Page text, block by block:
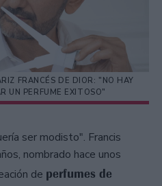
FRANCÉS DE DIOR: "NO HAY
UN PERFUME EXITOSO"
ser modisto". Francis
nombrado hace unos
de perfumes de